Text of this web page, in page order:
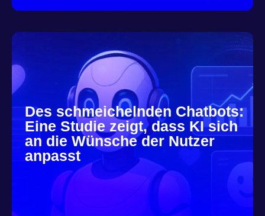
Des schmeichelnden Chatbots:
Eine Studie zeigt, dass KI sich
an die Wünsche der Nutzer
anpasst